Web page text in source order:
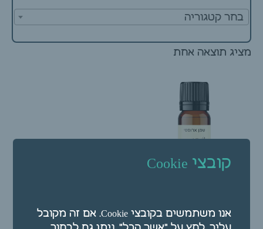
בחר קטגוריה
מציג תוצאה אחת
ציפורן 10 מ"ל
קובצי Cookie
אנו משתמשים בקובצי Cookie. אם זה מקובל